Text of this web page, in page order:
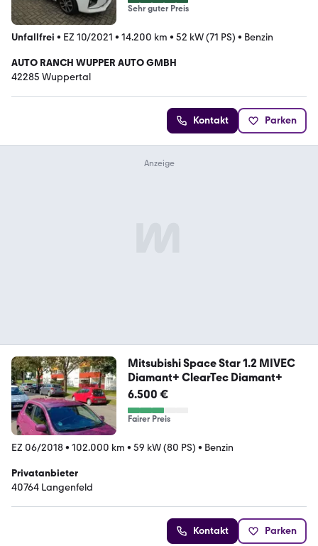
Sehr guter Preis
Unfallfrei • EZ 10/2021 • 14.200 km • 52 kW (71 PS) • Benzin
AUTO RANCH WUPPER AUTO GMBH
42285 Wuppertal
Kontakt Parken
Mitsubishi Space Star 1.2 MIVEC
Diamant+ ClearTec Diamant+
6.500 €
Fairer Preis
EZ 06/2018• 102.000 km • 59 kW (80 PS) • Benzin
Privatanbieter
40764 Langenfeld
Kontakt Parken